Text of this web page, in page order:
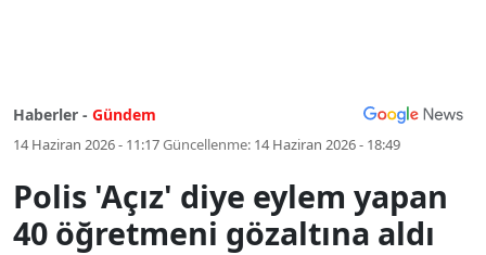
Haberler - Gündem
14 Haziran 2026 - 11:17Güncellenme: 14 Haziran 2026 - 18:49
Polis 'Açız' diye eylem yapan
40 öğretmeni gözaltına aldı